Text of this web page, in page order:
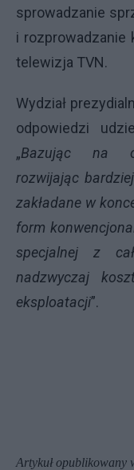
sprowadzanie
i rozprowadzanie
telewizja TVN.
Wydział
odpowiedzi
„Bazując na
rozwijając
zakładane w
form
specjalnej z
nadzwyczaj
eksploatacji”.
Artykuł opublikowany